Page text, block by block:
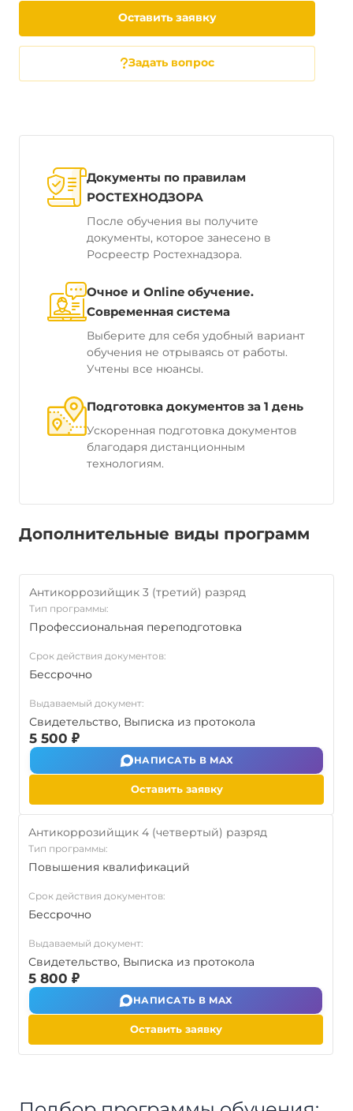
Оставить заявку
Задать вопрос
Документы по правилам
РОСТЕХНОДЗОРА
После обучения вы получите
документы, которое занесено в
Росреестр Ростехнадзора.
Очное и Online обучение.
Современная система
Выберите для себя удобный вариант
обучения не отрываясь от работы.
Учтены все нюансы.
Подготовка документов за 1 день
Ускоренная подготовка документов
благодаря дистанционным
технологиям.
Дополнительные виды программ
Антикоррозийщик 3 (третий) разряд
Тип программы:
Профессиональная переподготовка
Срок действия документов:
Бессрочно
Выдаваемый документ:
Свидетельство, Выписка из протокола
5 500 ₽
НАПИСАТЬ В MAX
Оставить заявку
Антикоррозийщик 4 (четвертый) разряд
Тип программы:
Повышения квалификаций
Срок действия документов:
Бессрочно
Выдаваемый документ:
Свидетельство, Выписка из протокола
5 800 ₽
НАПИСАТЬ В MAX
Оставить заявку